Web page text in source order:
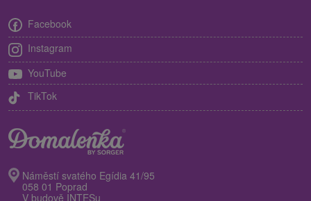
Facebook
Instagram
YouTube
TikTok
Náměstí svatého Egídia 41/95
058 01 Poprad
V budově INTESu